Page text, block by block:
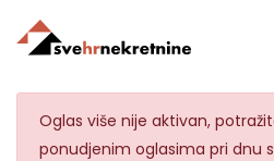
Oglas više nije aktivan,
ponudjenim oglasima pri dnu